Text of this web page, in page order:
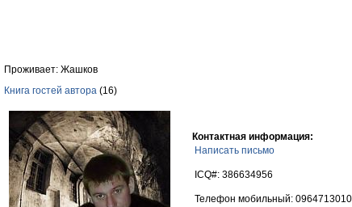
Проживает: Жашков
Книга гостей автора (16)
Контактная информация:
Написать письмо
ICQ#: 386634956
Телефон мобильный: 0964713010